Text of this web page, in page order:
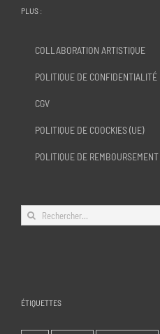
PLUS :
COLLABORATION ARTISTIQUE
POLITIQUE DE CONFIDENTIALITÉ
CGV
POLITIQUE DE COOCKIES (UE)
POLITIQUE DE REMBOURSEMENT
Rechercher:
ÉTIQUETTES